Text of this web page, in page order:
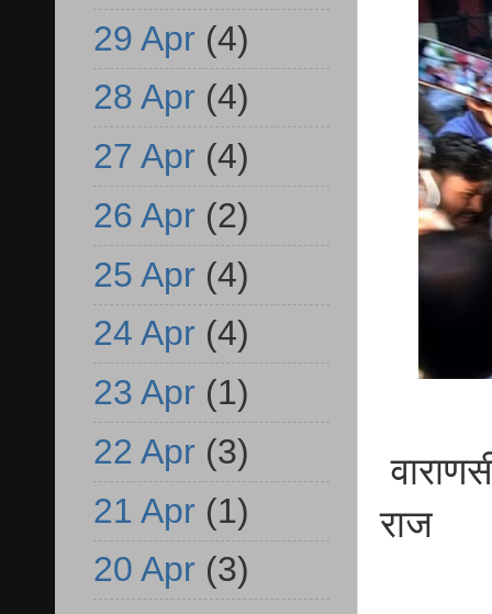
राज
29 Apr (4)
28 Apr (4)
27 Apr (4)
26 Apr (2)
25 Apr (4)
24 Apr (4)
23 Apr (1)
22 Apr (3)
21 Apr (1)
20 Apr (3)